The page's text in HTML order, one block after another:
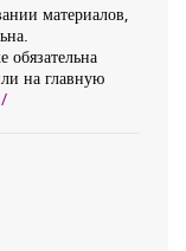
материалов,
на главную